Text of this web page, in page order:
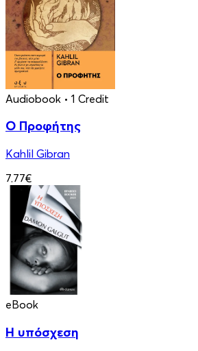
Audiobook • 1 Credit
Ο Προφήτης
Kahlil Gibran
7.77€
eBook
Η υπόσχεση